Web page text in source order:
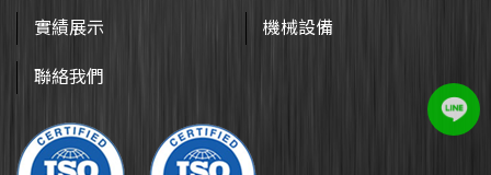
實績展示 機械設備
聯絡我們